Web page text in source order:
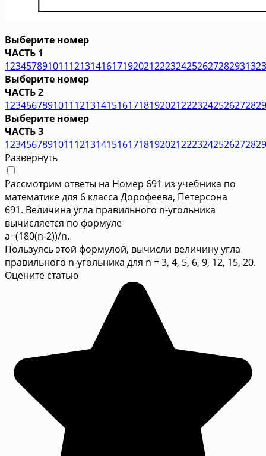
Выберите номер
ЧАСТЬ 1
123457891011121314161719202122232425262728293132
Выберите номер
ЧАСТЬ 2
1234567891011121314151617181920212223242526272829
Выберите номер
ЧАСТЬ 3
1234567891011121314151617181920212223242526272829
Развернуть
Рассмотрим ответы на Номер 691 из учебника по
математике для 6 класса Дорофеева, Петерсона
691. Величина угла правильного n-угольника
вычисляется по формуле
a=(180(n-2))/n.
Пользуясь этой формулой, вычисли величину угла
правильного n-угольника для n = 3, 4, 5, 6, 9, 12, 15, 20.
Оцените статью